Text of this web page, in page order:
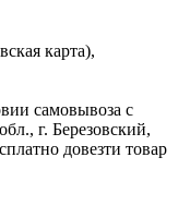
карта),
самовывоза с
г. Березовский,
довезти товар